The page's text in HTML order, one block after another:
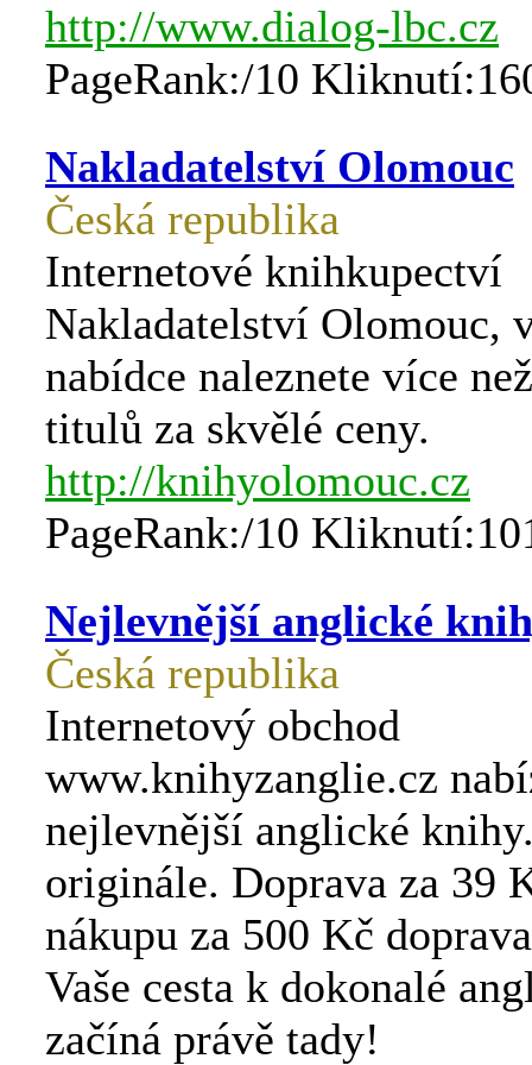
http://www.dialog-lbc.cz
PageRank:/10
Nakladatelství Olomouc
Česká republika
Internetové knihkupectví
Nakladatelství Olomouc,
nabídce naleznete více
titulů za skvělé ceny.
http://knihyolomouc.cz
PageRank:/10
Nejlevnější anglické
Česká republika
Internetový obchod
www.knihyzanglie.cz
nejlevnější anglické
originále. Doprava za 39
nákupu za 500 Kč
Vaše cesta k dokonalé
začíná právě tady!